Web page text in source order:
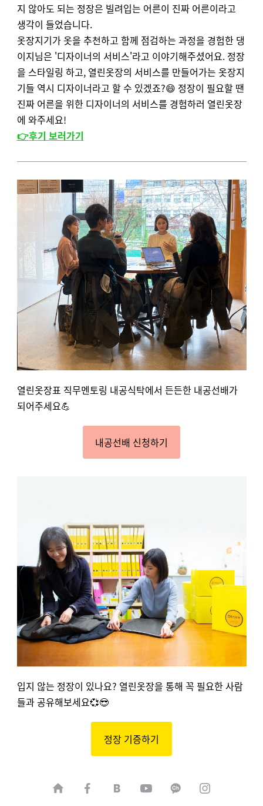
지 않아도 되는 정장은 빌려입는 어른이 진짜 어른이라고
생각이 들었습니다.
옷장지기가 옷을 추천하고 함께 점검하는 과정을 경험한 댕
이지님은 '디자이너의 서비스'라고 이야기해주셨어요. 정장
을 스타일링 하고, 열린옷장의 서비스를 만들어가는 옷장지
기들 역시 디자이너라고 할 수 있겠죠?😄 정장이 필요할 땐
진짜 어른을 위한 디자이너의 서비스를 경험하러 열린옷장
에 와주세요!
👉후기 보러가기
열린옷장표 직무멘토링 내공식탁에서 든든한 내공선배가
되어주세요💪
내공선배 신청하기
입지 않는 정장이 있나요? 열린옷장을 통해 꼭 필요한 사람
들과 공유해보세요💞😎
정장 기증하기